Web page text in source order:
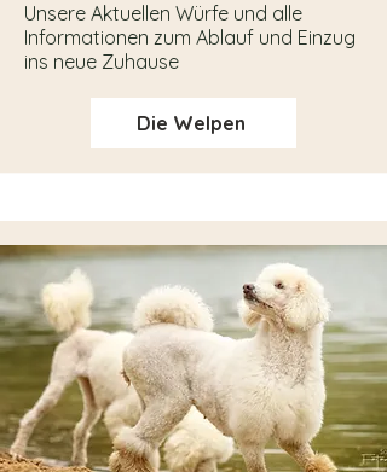
Unsere Aktuellen Würfe und alle
Informationen zum Ablauf und Einzug
ins neue Zuhause
Die Welpen